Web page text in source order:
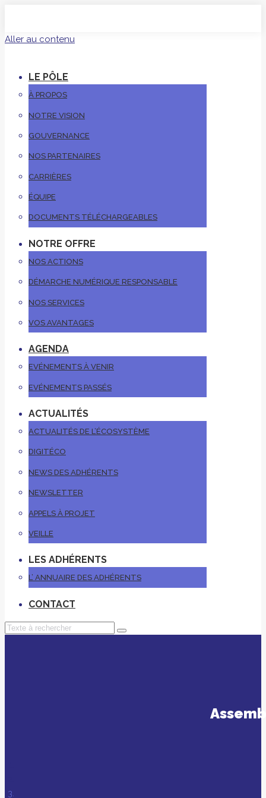
Aller au contenu
LE PÔLE
À PROPOS
NOTRE VISION
GOUVERNANCE
NOS PARTENAIRES
CARRIÈRES
ÉQUIPE
DOCUMENTS TÉLÉCHARGEABLES
NOTRE OFFRE
NOS ACTIONS
DÉMARCHE NUMÉRIQUE RESPONSABLE
NOS SERVICES
VOS AVANTAGES
AGENDA
EVÉNEMENTS À VENIR
EVÉNEMENTS PASSÉS
ACTUALITÉS
ACTUALITÉS DE L’ÉCOSYSTÈME
DIGITÉCO
NEWS DES ADHÉRENTS
NEWSLETTER
APPELS À PROJET
VEILLE
LES ADHÉRENTS
L’ ANNUAIRE DES ADHÉRENTS
CONTACT